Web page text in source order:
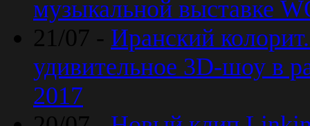
музыкальной выставке
21/07 - Иранский
удивительное 3D-шоу в
2017